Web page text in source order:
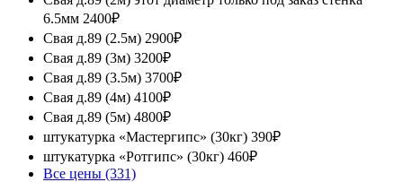
6.5мм 2400₽
Свая д.89 (2.5м) 2900₽
Свая д.89 (3м) 3200₽
Свая д.89 (3.5м) 3700₽
Свая д.89 (4м) 4100₽
Свая д.89 (5м) 4800₽
штукатурка «Мастергипс» (30кг) 390₽
штукатурка «Ротгипс» (30кг) 460₽
Все цены (331)